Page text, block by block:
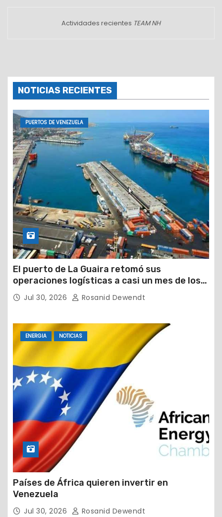
Actividades recientes TEAM NH
NOTICIAS RECIENTES
PUERTOS DE VENEZUELA
El puerto de La Guaira retomó sus
operaciones logísticas a casi un mes de los
devastadores terremotos
Jul 30, 2026 Rosanid Dewendt
ENERGIA NOTICIAS
Países de África quieren invertir en
Venezuela
Jul 30, 2026 Rosanid Dewendt